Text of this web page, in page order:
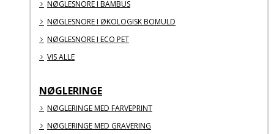
NØGLESNORE I BAMBUS
NØGLESNORE I ØKOLOGISK BOMULD
NØGLESNORE I ECO PET
VIS ALLE
NØGLERINGE
NØGLERINGE MED FARVEPRINT
NØGLERINGE MED GRAVERING